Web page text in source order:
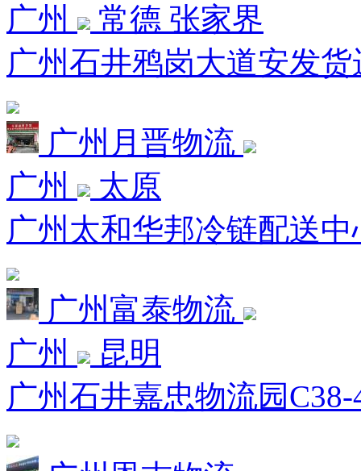
广州
常德 张家界
广州石井鸦岗大道安发
广州月晋物流
广州
太原
广州太和华邦冷链配送中
广州富泰物流
广州
昆明
广州石井嘉忠物流园C38-